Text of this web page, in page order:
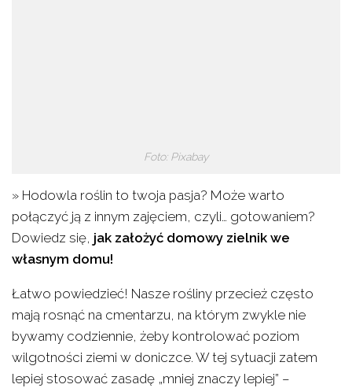
Foto: Pixabay
» Hodowla roślin to twoja pasja? Może warto
połączyć ją z innym zajęciem, czyli… gotowaniem?
Dowiedz się, jak założyć domowy zielnik we
własnym domu!
Łatwo powiedzieć! Nasze rośliny przecież często
mają rosnąć na cmentarzu, na którym zwykle nie
bywamy codziennie, żeby kontrolować poziom
wilgotności ziemi w doniczce. W tej sytuacji zatem
lepiej stosować zasadę „mniej znaczy lepiej” –